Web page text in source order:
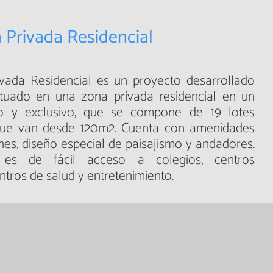
Residencial
Residencial es un proyecto desarrollado
en una zona privada residencial en un
y exclusivo, que se compone de 19 lotes
van desde 120m2. Cuenta con amenidades
diseño especial de paisajismo y andadores.
es de fácil acceso a colegios, centros
de salud y entretenimiento.